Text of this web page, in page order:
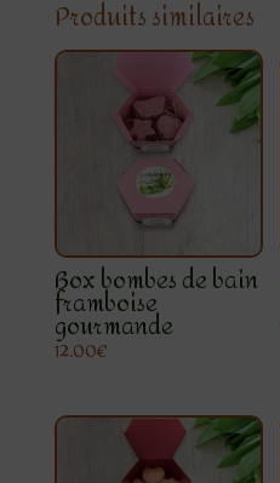
Produits similaires
Box bombes de bain
framboise
gourmande
12.00€